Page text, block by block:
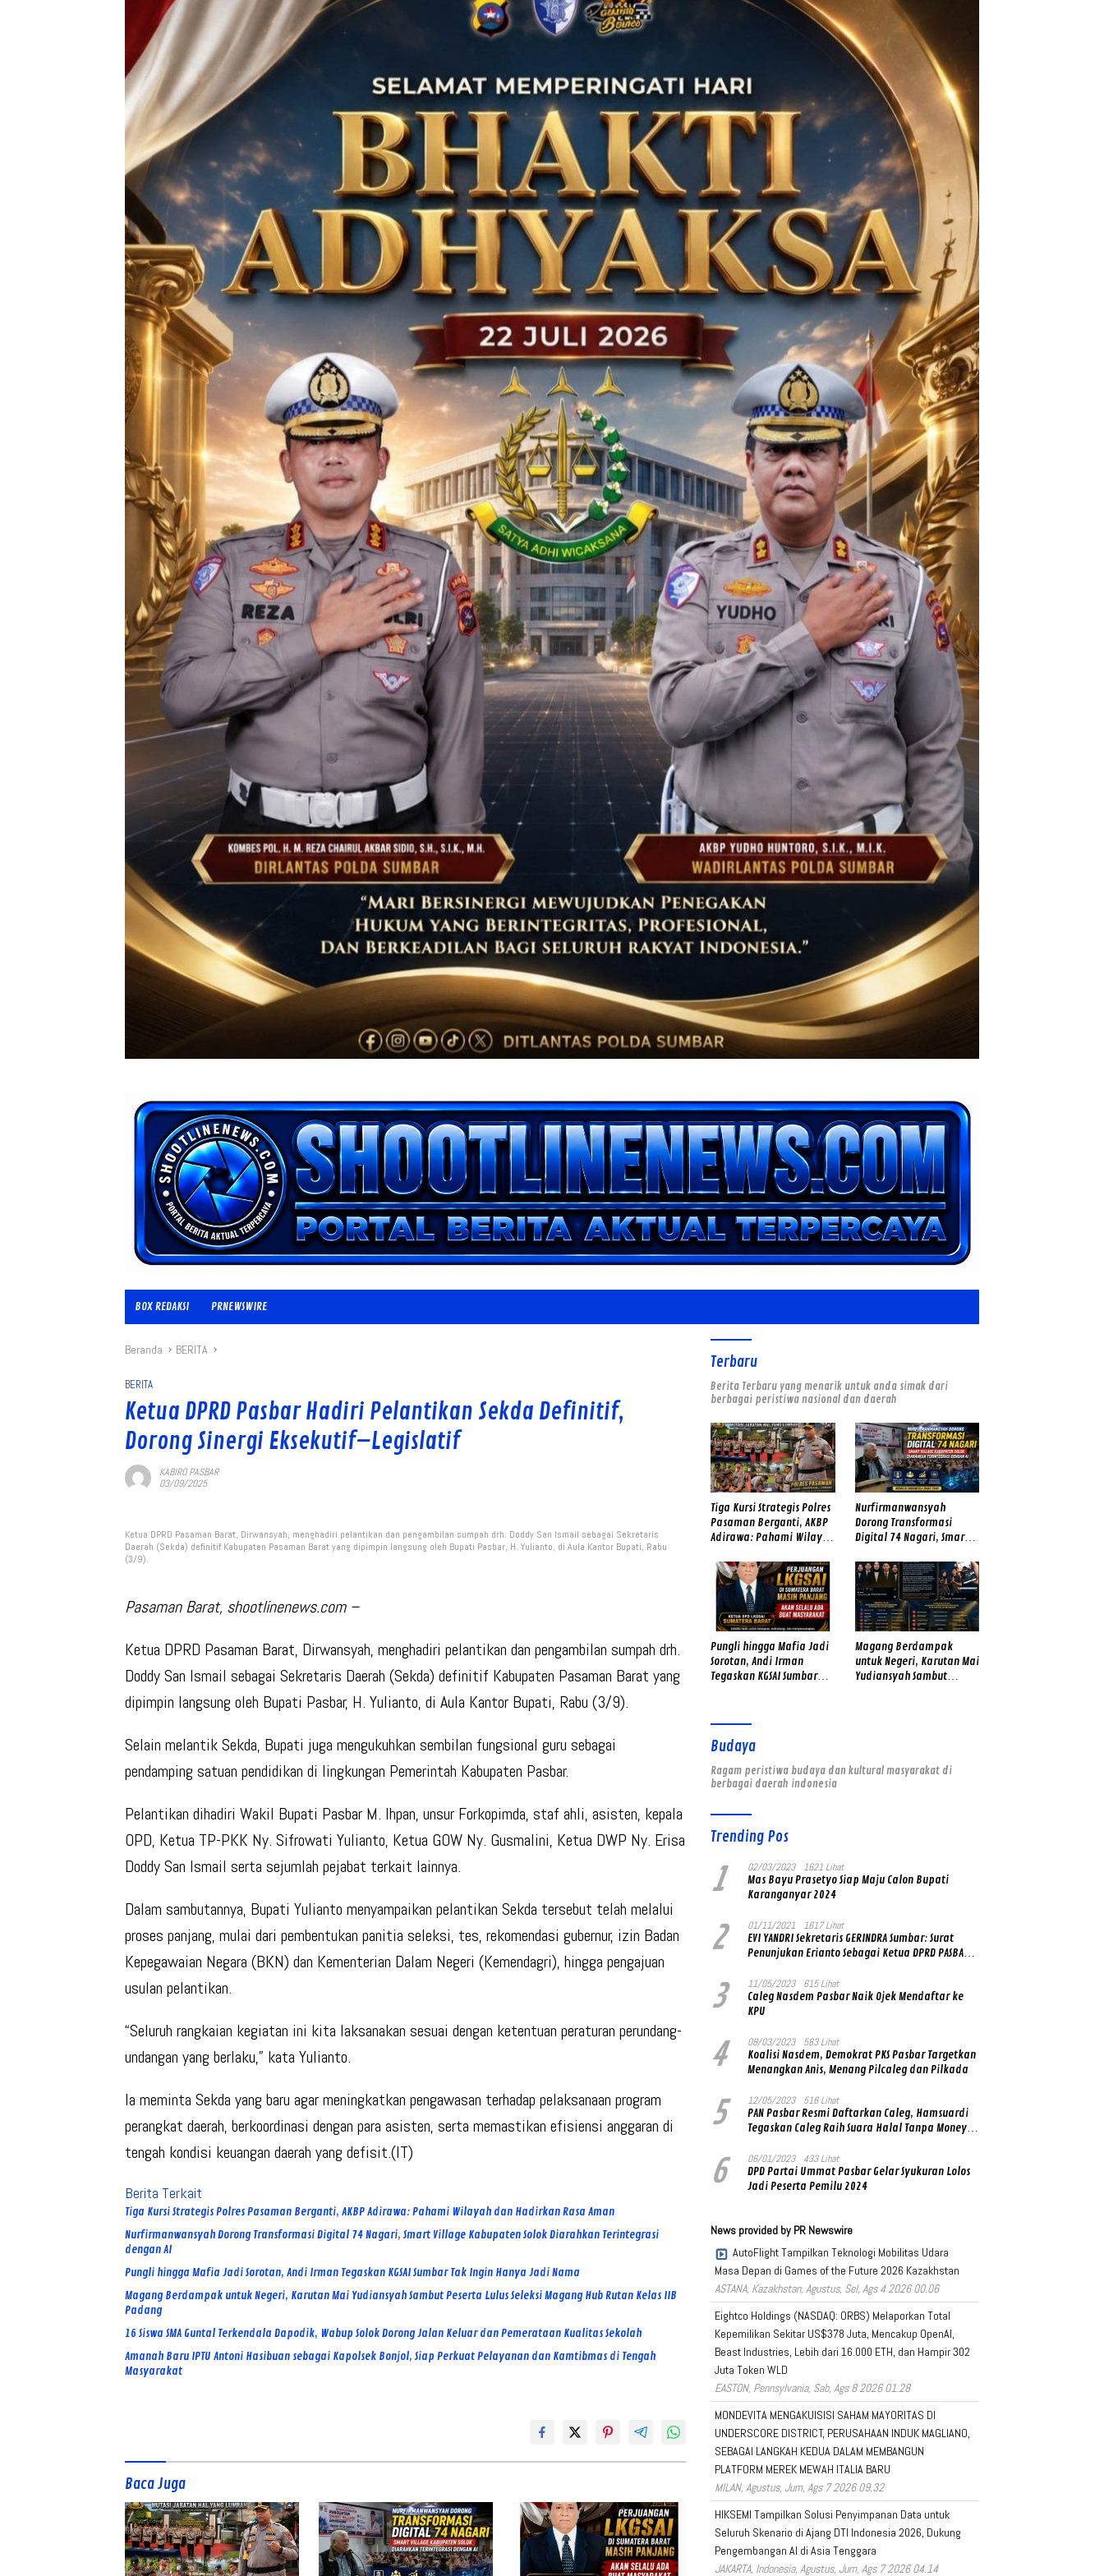
BOX REDAKSI PRNEWSWIRE
Beranda BERITA
BERITA
Ketua DPRD Pasbar Hadiri Pelantikan Sekda Definitif,
Dorong Sinergi Eksekutif–Legislatif
KABIRO PASBAR
03/09/2025
Ketua DPRD Pasaman Barat, Dirwansyah, menghadiri pelantikan dan pengambilan sumpah drh. Doddy San Ismail sebagai Sekretaris
Daerah (Sekda) definitif Kabupaten Pasaman Barat yang dipimpin langsung oleh Bupati Pasbar, H. Yulianto, di Aula Kantor Bupati, Rabu
(3/9).
Pasaman Barat, shootlinenews.com –
Ketua DPRD Pasaman Barat, Dirwansyah, menghadiri pelantikan dan pengambilan sumpah drh.
Doddy San Ismail sebagai Sekretaris Daerah (Sekda) definitif Kabupaten Pasaman Barat yang
dipimpin langsung oleh Bupati Pasbar, H. Yulianto, di Aula Kantor Bupati, Rabu (3/9).
Selain melantik Sekda, Bupati juga mengukuhkan sembilan fungsional guru sebagai
pendamping satuan pendidikan di lingkungan Pemerintah Kabupaten Pasbar.
Pelantikan dihadiri Wakil Bupati Pasbar M. Ihpan, unsur Forkopimda, staf ahli, asisten, kepala
OPD, Ketua TP-PKK Ny. Sifrowati Yulianto, Ketua GOW Ny. Gusmalini, Ketua DWP Ny. Erisa
Doddy San Ismail serta sejumlah pejabat terkait lainnya.
Dalam sambutannya, Bupati Yulianto menyampaikan pelantikan Sekda tersebut telah melalui
proses panjang, mulai dari pembentukan panitia seleksi, tes, rekomendasi gubernur, izin Badan
Kepegawaian Negara (BKN) dan Kementerian Dalam Negeri (Kemendagri), hingga pengajuan
usulan pelantikan.
“Seluruh rangkaian kegiatan ini kita laksanakan sesuai dengan ketentuan peraturan perundang-
undangan yang berlaku,” kata Yulianto.
Ia meminta Sekda yang baru agar meningkatkan pengawasan terhadap pelaksanaan program
perangkat daerah, berkoordinasi dengan para asisten, serta memastikan efisiensi anggaran di
tengah kondisi keuangan daerah yang defisit.(IT)
Berita Terkait
Tiga Kursi Strategis Polres Pasaman Berganti, AKBP Adirawa: Pahami Wilayah dan Hadirkan Rasa Aman
Nurfirmanwansyah Dorong Transformasi Digital 74 Nagari, Smart Village Kabupaten Solok Diarahkan Terintegrasi
dengan AI
Pungli hingga Mafia Jadi Sorotan, Andi Irman Tegaskan KGSAI Sumbar Tak Ingin Hanya Jadi Nama
Magang Berdampak untuk Negeri, Karutan Mai Yudiansyah Sambut Peserta Lulus Seleksi Magang Hub Rutan Kelas IIB
Padang
16 Siswa SMA Guntal Terkendala Dapodik, Wabup Solok Dorong Jalan Keluar dan Pemerataan Kualitas Sekolah
Amanah Baru IPTU Antoni Hasibuan sebagai Kapolsek Bonjol, Siap Perkuat Pelayanan dan Kamtibmas di Tengah
Masyarakat
Baca Juga
Terbaru
Berita Terbaru yang menarik untuk anda simak dari
berbagai peristiwa nasional dan daerah
Tiga Kursi Strategis Polres
Pasaman Berganti, AKBP
Adirawa: Pahami Wilayah
Nurfirmanwansyah
Dorong Transformasi
Digital 74 Nagari, Smart
Diarahkan Terintegrasi
dengan AI
Pungli hingga Mafia Jadi
Sorotan, Andi Irman
Tegaskan KGSAI Sumbar
Magang Berdampak
untuk Negeri, Karutan Mai
Yudiansyah Sambut
Budaya
Ragam peristiwa budaya dan kultural masyarakat di
berbagai daerah indonesia
Trending Pos
1 02/03/2023 1621 Lihat
Mas Bayu Prasetyo Siap Maju Calon Bupati
Karanganyar 2024
2 01/11/2021 1617 Lihat
EVI YANDRI Sekretaris GERINDRA Sumbar: Surat
Penunjukan Erianto Sebagai Ketua DPRD PASBAR
Prabowo Subianto
3 11/05/2023 615 Lihat
Caleg Nasdem Pasbar Naik Ojek Mendaftar ke
KPU
4 08/03/2023 563 Lihat
Koalisi Nasdem, Demokrat PKS Pasbar Targetkan
Menangkan Anis, Menang Pilcaleg dan Pilkada
5 12/05/2023 516 Lihat
PAN Pasbar Resmi Daftarkan Caleg, Hamsuardi
Tegaskan Caleg Raih Suara Halal Tanpa Money
6 06/01/2023 433 Lihat
DPD Partai Ummat Pasbar Gelar Syukuran Lolos
Jadi Peserta Pemilu 2024
News provided by PR Newswire
AutoFlight Tampilkan Teknologi Mobilitas Udara
Masa Depan di Games of the Future 2026 Kazakhstan
ASTANA, Kazakhstan, Agustus, Sel, Ags 4 2026 00.06
Eightco Holdings (NASDAQ: ORBS) Melaporkan Total
Kepemilikan Sekitar US$378 Juta, Mencakup OpenAI,
Beast Industries, Lebih dari 16.000 ETH, dan Hampir 302
Juta Token WLD
EASTON, Pennsylvania, Sab, Ags 8 2026 01.28
MONDEVITA MENGAKUISISI SAHAM MAYORITAS DI
UNDERSCORE DISTRICT, PERUSAHAAN INDUK MAGLIANO,
SEBAGAI LANGKAH KEDUA DALAM MEMBANGUN
PLATFORM MEREK MEWAH ITALIA BARU
MILAN, Agustus, Jum, Ags 7 2026 09.32
HIKSEMI Tampilkan Solusi Penyimpanan Data untuk
Seluruh Skenario di Ajang DTI Indonesia 2026, Dukung
Pengembangan AI di Asia Tenggara
JAKARTA, Indonesia, Agustus, Jum, Ags 7 2026 04.14